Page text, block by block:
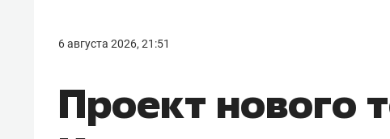
6 августа 2026, 21:51
Проект нового